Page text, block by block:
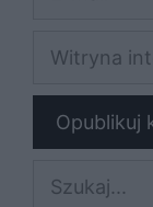
Witryna
Szukaj